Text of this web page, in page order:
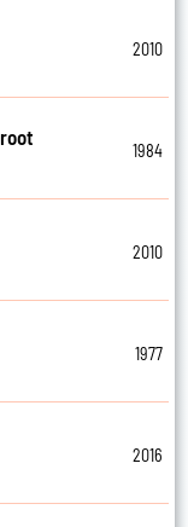
2010
1984
2010
1977
2016